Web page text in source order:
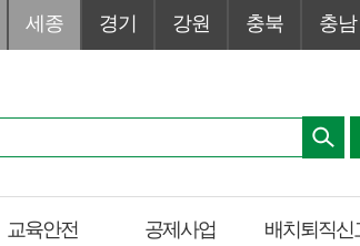
세종 경기 강원 충북 충남
교육안전 공제사업 배치퇴직신